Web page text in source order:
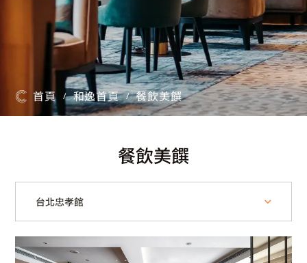
首頁 / 和逸首頁 / 餐飲美饌
餐飲美饌
台北忠孝館